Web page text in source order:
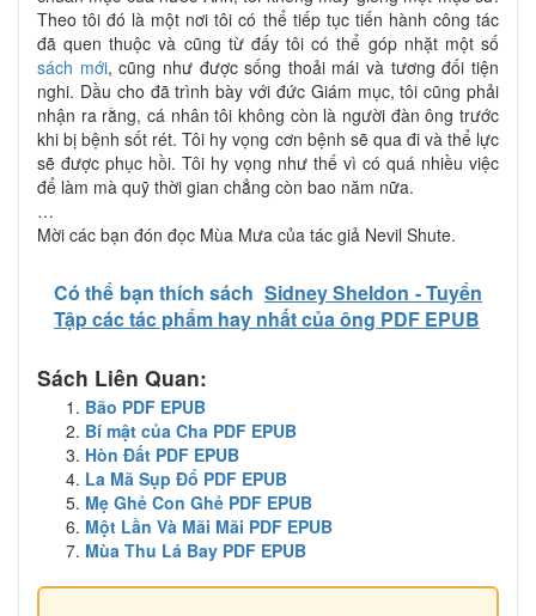
Theo tôi đó là một nơi tôi có thể tiếp tục tiến hành công tác
đã quen thuộc và cũng từ đấy tôi có thể góp nhặt một số
sách mới, cũng như được sống thoải mái và tương đối tiện
nghi. Dầu cho đã trình bày với đức Giám mục, tôi cũng phải
nhận ra rằng, cá nhân tôi không còn là người đàn ông trước
khi bị bệnh sốt rét. Tôi hy vọng cơn bệnh sẽ qua đi và thể lực
sẽ được phục hồi. Tôi hy vọng như thế vì có quá nhiều việc
để làm mà quỹ thời gian chẳng còn bao năm nữa.
…
Mời các bạn đón đọc Mùa Mưa của tác giả Nevil Shute.
Có thể bạn thích sách Sidney Sheldon - Tuyển
Tập các tác phẩm hay nhất của ông PDF EPUB
Sách Liên Quan:
Bão PDF EPUB
Bí mật của Cha PDF EPUB
Hòn Đất PDF EPUB
La Mã Sụp Đổ PDF EPUB
Mẹ Ghẻ Con Ghẻ PDF EPUB
Một Lần Và Mãi Mãi PDF EPUB
Mùa Thu Lá Bay PDF EPUB